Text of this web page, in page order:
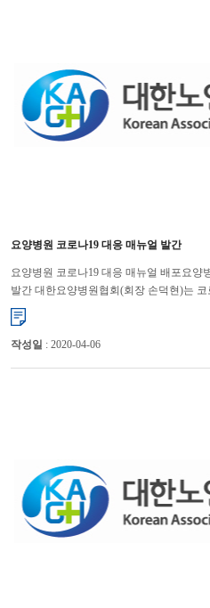
요양병원 코로나19 대응 매뉴얼 발간
요양병원 코로나19 대응 매뉴얼 배포요양
발간 대한요양병원협회(회장 손덕현)는
위해 ‘요양병원 대응 매뉴얼’을 마련했다.
작성일 : 2020-04-06